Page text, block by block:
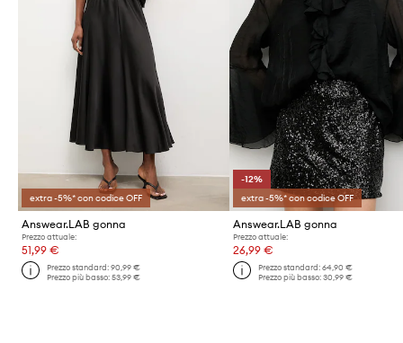
extra -5%* con codice OFF
Answear.LAB gonna
Prezzo attuale:
51,99 €
Prezzo standard:90,99 €
Prezzo più basso:53,99 €
-12%
extra -5%* con codice OFF
Answear.LAB gonna
Prezzo attuale:
26,99 €
Prezzo standard: 64,90 €
Prezzo più basso: 30,99 €